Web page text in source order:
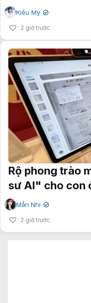
Kiều My ✔
2 giờ trước
Rộ phong trào
sư AI" cho con
Mẫn Nhi ✔
2 giờ trước